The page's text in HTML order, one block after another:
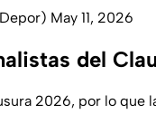
May 11, 2026
del
2026, por lo que